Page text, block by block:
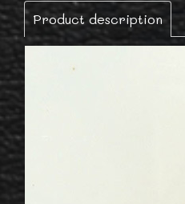
Product description